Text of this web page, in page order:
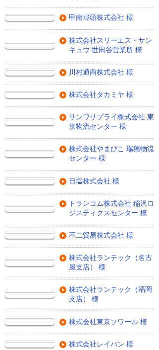
甲南埠頭株式会社 様
株式会社スリーエス・サン
キュウ 世田谷営業所 様
川村通商株式会社 様
株式会社タカミヤ 様
サンワサプライ株式会社 東
京物流センター 様
株式会社やまびこ 瑞穂物流
センター 様
日塩株式会社 様
トランコム株式会社 稲沢ロ
ジスティクスセンター 様
不二貿易株式会社 様
株式会社ランテック（名古
屋支店） 様
株式会社ランテック（福岡
支店） 様
株式会社東京ソワール 様
株式会社レイバン 様